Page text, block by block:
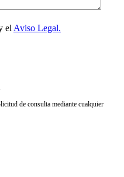
el Aviso Legal.
de consulta mediante cualquier
recuperar y borrar tu información.